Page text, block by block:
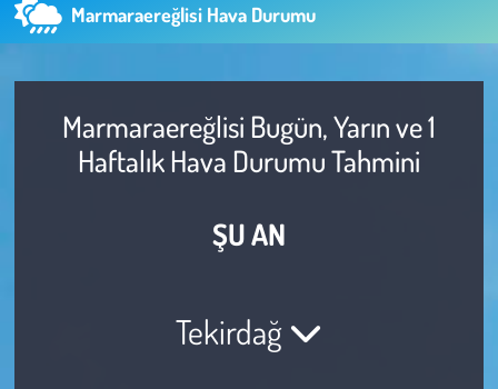
Marmaraereğlisi Hava Durumu
Marmaraereğlisi Bugün, Yarın ve 1
Haftalık Hava Durumu Tahmini
ŞU AN
Tekirdağ
Siyaset
Ekonomi
Yaşam
Süper Lig Puan Durumu ve Fikstür
Tüm Manşetler
Son Dakika Haberleri